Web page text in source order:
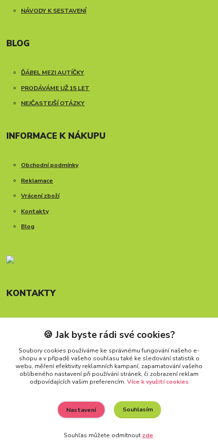
NÁVODY K SESTAVENÍ
BLOG
ĎÁBEL MEZI AUTÍČKY
PRODÁVÁME UŽ 15 LET
NEJČASTEJŠÍ OTÁZKY
INFORMACE K NÁKUPU
Obchodní podmínky
Reklamace
Vrácení zboží
Kontakty
Blog
KONTAKTY
Telefon: +420 777 288 882
Provozní doba Po-Pá, 8-15:30 hod.
info@carforkids.cz
🍪 Jak byste rádi své cookies?
Soubory cookies používáme ke správnému fungování našeho e-
shopu a v případě vašeho souhlasu také ke sledování statistik o
webu, měření efektivity reklamních kampaní, zapamatování vašeho
oblíbeného nastavení při používání stránek, či zobrazení reklam
odpovídajících vašim preferencím. Více k využití cookies
Nastavení Souhlasím
Souhlas můžete odmítnout zde.